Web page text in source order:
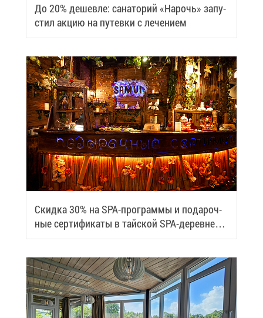
До 20% де­шев­ле: са­на­то­рий «На­рочь» за­пу­
стил ак­цию на пу­тев­ки с ле­че­ни­ем
Скид­ка 30% на SPA-про­грам­мы и по­да­роч­
ные сер­ти­фи­ка­ты в тай­ской SPA-де­ревне
Samui